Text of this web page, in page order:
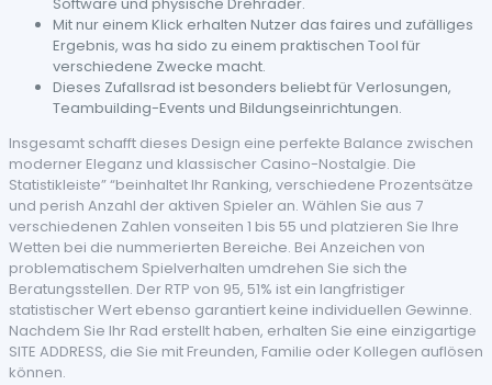
Mit nur einem Klick erhalten Nutzer das faires und zufälliges
Ergebnis, was ha sido zu einem praktischen Tool für
verschiedene Zwecke macht.
Dieses Zufallsrad ist besonders beliebt für Verlosungen,
Teambuilding-Events und Bildungseinrichtungen.
Insgesamt schafft dieses Design eine perfekte Balance zwischen
moderner Eleganz und klassischer Casino-Nostalgie. Die
Statistikleiste” “beinhaltet Ihr Ranking, verschiedene Prozentsätze
und perish Anzahl der aktiven Spieler an. Wählen Sie aus 7
verschiedenen Zahlen vonseiten 1 bis 55 und platzieren Sie Ihre
Wetten bei die nummerierten Bereiche. Bei Anzeichen von
problematischem Spielverhalten umdrehen Sie sich the
Beratungsstellen. Der RTP von 95, 51% ist ein langfristiger
statistischer Wert ebenso garantiert keine individuellen Gewinne.
Nachdem Sie Ihr Rad erstellt haben, erhalten Sie eine einzigartige
SITE ADDRESS, die Sie mit Freunden, Familie oder Kollegen auflösen
können.